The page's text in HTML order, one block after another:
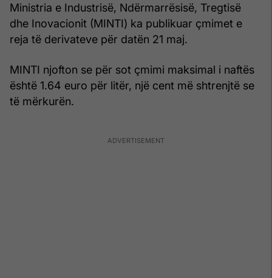
Ministria e Industrisë, Ndërmarrësisë, Tregtisë
dhe Inovacionit (MINTI) ka publikuar çmimet e
reja të derivateve për datën 21 maj.
MINTI njofton se për sot çmimi maksimal i naftës
është 1.64 euro për litër, një cent më shtrenjtë se
të mërkurën.